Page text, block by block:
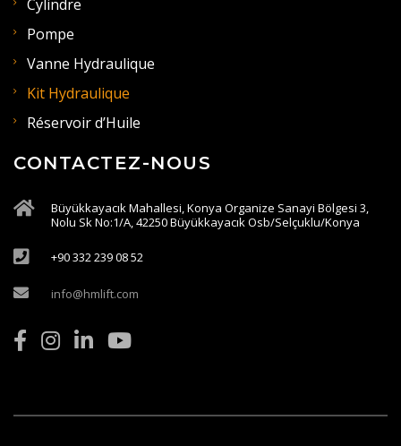
Cylindre
Pompe
Vanne Hydraulique
Kit Hydraulique
Réservoir d’Huile
CONTACTEZ-NOUS
Büyükkayacık Mahallesi, Konya Organize Sanayi Bölgesi 3,
Nolu Sk No:1/A, 42250 Büyükkayacık Osb/Selçuklu/Konya
+90 332 239 08 52
info@hmlift.com